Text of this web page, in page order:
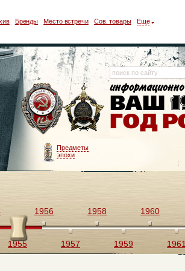
Бренды Место встречи Сов. товары Еще
Предметы
эпохи
1955
1956
1957
1958
1959
1960
1961